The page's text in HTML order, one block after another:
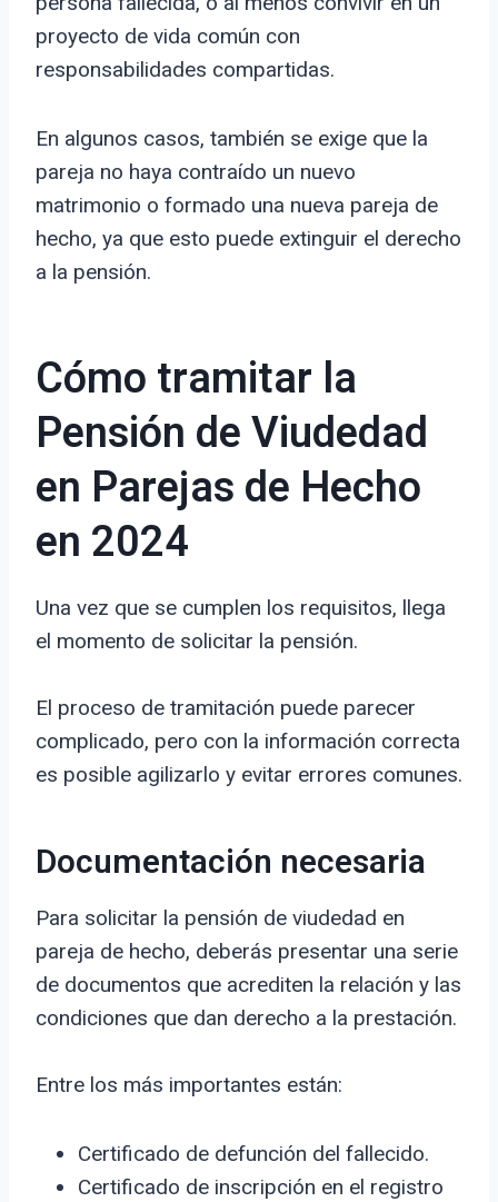
proyecto de vida común con
responsabilidades compartidas.
En algunos casos, también se exige que la
pareja no haya contraído un nuevo
matrimonio o formado una nueva pareja de
hecho, ya que esto puede extinguir el derecho
a la pensión.
Cómo tramitar la
Pensión de Viudedad
en Parejas de Hecho
en 2024
Una vez que se cumplen los requisitos, llega
el momento de solicitar la pensión.
El proceso de tramitación puede parecer
complicado, pero con la información correcta
es posible agilizarlo y evitar errores comunes.
Documentación necesaria
Para solicitar la pensión de viudedad en
pareja de hecho, deberás presentar una serie
de documentos que acrediten la relación y las
condiciones que dan derecho a la prestación.
Entre los más importantes están:
Certificado de defunción del fallecido.
Certificado de inscripción en el registro